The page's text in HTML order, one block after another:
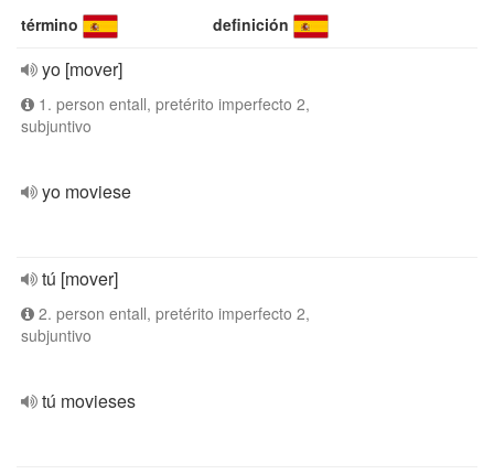
término definición
yo [mover]
1. person entall, pretérito imperfecto 2,
subjuntivo
yo moviese
tú [mover]
2. person entall, pretérito imperfecto 2,
subjuntivo
tú movieses